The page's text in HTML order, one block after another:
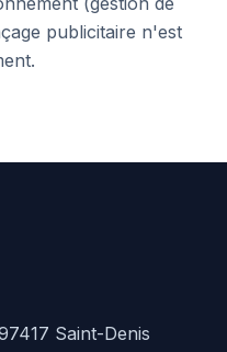
publicitaire n'est
Saint-Denis